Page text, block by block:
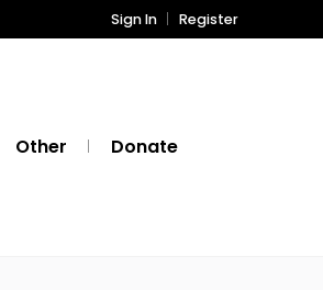
Sign In Register
Other Donate